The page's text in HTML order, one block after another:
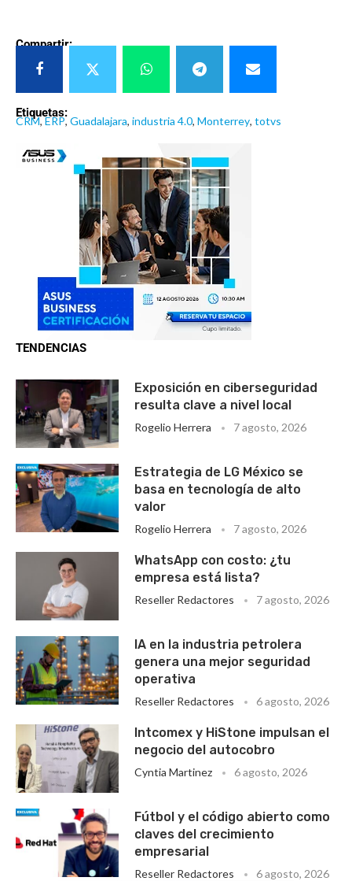
Compartir:
Etiquetas:
CRM, ERP,Guadalajara, industria 4.0, Monterrey, totvs
TENDENCIAS
Exposición en ciberseguridad
resulta clave a nivel local
Rogelio Herrera 7 agosto, 2026
Estrategia de LG México se
basa en tecnología de alto
valor
Rogelio Herrera 7 agosto, 2026
WhatsApp con costo: ¿tu
empresa está lista?
Reseller Redactores 7 agosto, 2026
IA en la industria petrolera
genera una mejor seguridad
operativa
Reseller Redactores 6 agosto, 2026
Intcomex y HiStone impulsan el
negocio del autocobro
Cyntia Martinez 6 agosto, 2026
Fútbol y el código abierto como
claves del crecimiento
empresarial
Reseller Redactores 6 agosto, 2026